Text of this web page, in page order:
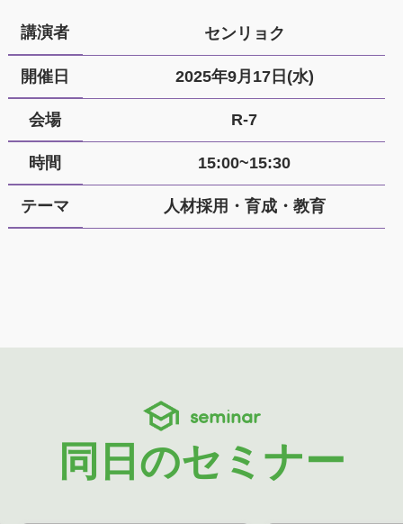
講演者 センリョク
開催日 2025年9月17日(水)
会場 R-7
時間 15:00~15:30
テーマ 人材採用・育成・教育
seminar
同日のセミナー